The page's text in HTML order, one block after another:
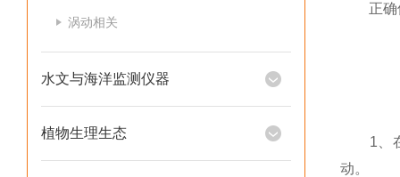
涡动相关
水文与海洋监测仪器
植物生理生态
正确
1、在
动。